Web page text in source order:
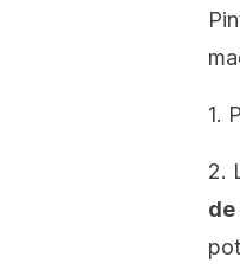
1.
2.
de